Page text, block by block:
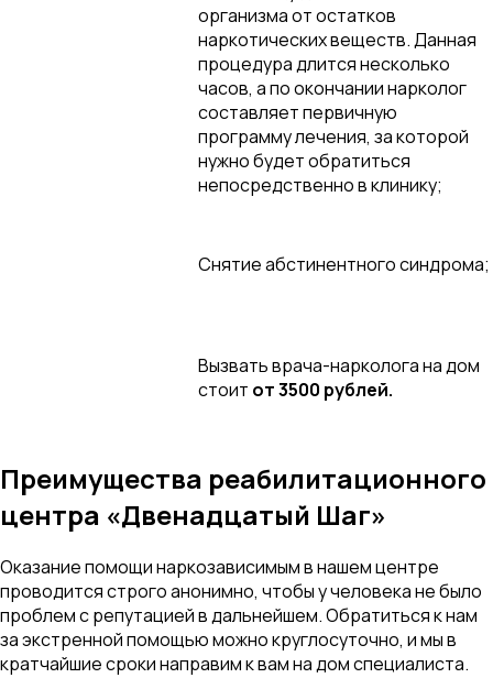
организма от остатков
наркотических веществ. Данная
процедура длится несколько
часов, а по окончании нарколог
составляет первичную
программу лечения, за которой
нужно будет обратиться
непосредственно в клинику;
Снятие абстинентного синдрома;
Вызвать врача-нарколога на дом
стоит от 3500 рублей.
Преимущества реабилитационного
центра «Двенадцатый Шаг»
Оказание помощи наркозависимым в нашем центре
проводится строго анонимно, чтобы у человека не было
проблем с репутацией в дальнейшем. Обратиться к нам
за экстренной помощью можно круглосуточно, и мы в
кратчайшие сроки направим к вам на дом специалиста.